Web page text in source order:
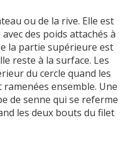
ou de la rive. Elle est
des poids attachés à
la partie supérieure est
reste à la surface. Les
du cercle quand les
ensemble. Une
de senne qui se referme
les deux bouts du filet